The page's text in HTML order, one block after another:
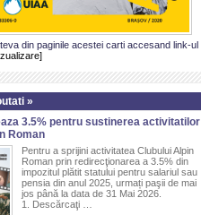
din paginile acestei carti accesand link-ul
»
3.5% pentru sustinerea activitatilor
Roman
Pentru a sprijini activitatea Clubului Alpin
Roman prin redirecţionarea a 3.5% din
impozitul plătit statului pentru salariul sau
pensia din anul 2025, urmați paşii de mai
jos până la data de 31 Mai 2026.
1. Descărcaţi …